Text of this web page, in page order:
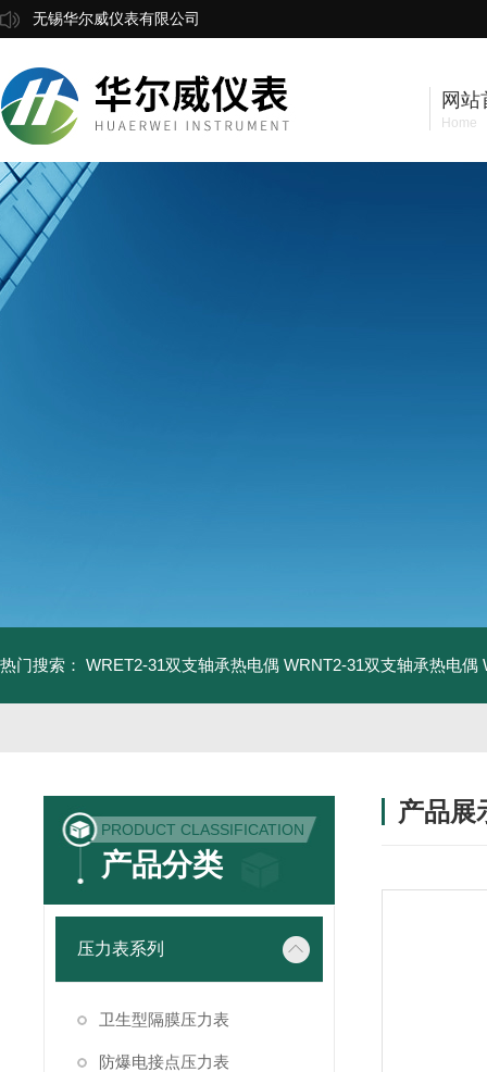
无锡华尔威仪表有限公司
网站
Home
热门搜索： WRET2-31双支轴承热电偶 WRNT2-31双支轴承热电偶
PRODUCT CLASSIFICATION
产品分类
压力表系列
卫生型隔膜压力表
防爆电接点压力表
产品展